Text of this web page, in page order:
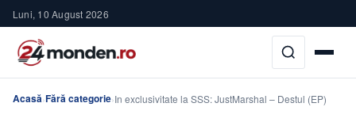
Luni, 10 August 2026
Acasă›Fără categorie›In exclusivitate la SSS: JustMarshal – Destul (EP)